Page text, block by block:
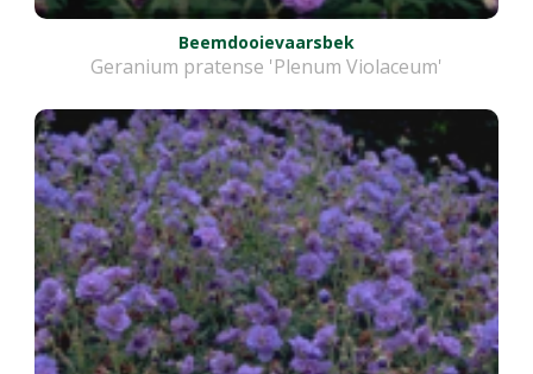
Beemdooievaarsbek
Geranium pratense 'Plenum Violaceum'